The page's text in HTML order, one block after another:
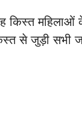
किस्त
से जुड़ी सभी